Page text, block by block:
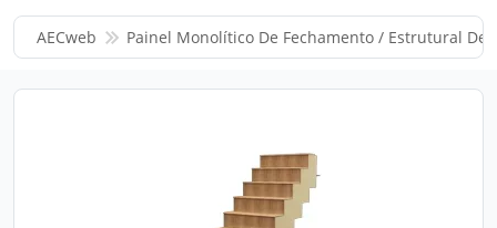
AECweb Painel Monolítico De Fechamento / Estrutural De